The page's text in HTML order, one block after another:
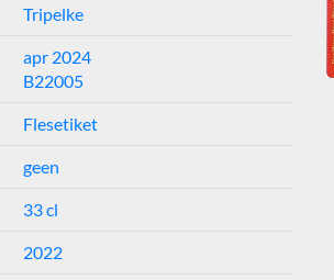
Tripelke
apr 2024
B22005
Flesetiket
geen
33 cl
2022